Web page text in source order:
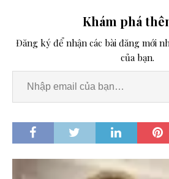
Khám phá
Đăng ký để nhận các bài đăng mới
của bạn.